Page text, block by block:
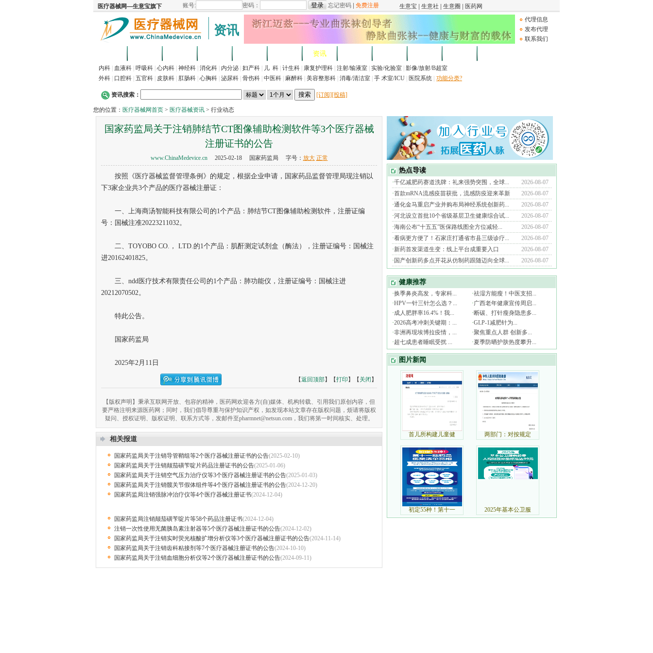
资讯
代理信息
发布代理
联系我们
资讯
内科 血液科 呼吸科 心内科 神经科 消化科 内分泌 妇产科 儿 科 计生科 康复护理科 注射/输液室 实验/化验室 影像/放射/B超室
外科
口腔科 五官科 皮肤科 肛肠科 心胸科 泌尿科 骨伤科 中医科 麻醉科 美容整形科 消毒/清洁室 手 术室/ICU 医院系统 功能分类?
资讯搜索： [订阅][投稿]
您的位置： 医疗器械网首页 > 医疗器械资讯 > 行业动态
国家药监局关于注销肺结节CT图像辅助检测软件等3个医疗器械
注册证书的公告
www.ChinaMedevice.cn2025-02-18 国家药监局 字号： 放大 正常
按照《医疗器械监督管理条例》的规定，根据企业申请，国家药品监督管理局现注销以
下3家企业共3个产品的医疗器械注册证：
一、上海商汤智能科技有限公司的1个产品：肺结节CT图像辅助检测软件，注册证编
号：国械注准20223211032。
二、TOYOBO CO.， LTD.的1个产品：肌酐测定试剂盒（酶法），注册证编号：国械注
进20162401825。
三、ndd医疗技术有限责任公司的1个产品：肺功能仪，注册证编号：国械注进
20212070502。
特此公告。
国家药监局
2025年2月11日
【返回顶部】【打印 】【 关闭 】
【版权声明】秉承互联网开放、包容的精神，医药网欢迎各方(自)媒体、机构转载、引用我们原创内容，但
要严格注明来源医药网；同时，我们倡导尊重与保护知识产权，如发现本站文章存在版权问题，烦请将版权
疑问、授权证明、版权证明、联系方式等，发邮件至pharmnet@netsun.com，我们将第一时间核实、处理。
相关报道
国家药监局关于注销导管鞘组等2个医疗器械注册证书的公告(2025-02-10)
国家药监局关于注销颠茄磺苄啶片药品注册证书的公告(2025-01-06)
国家药监局关于注销空气压力治疗仪等3个医疗器械注册证书的公告(2025-01-03)
国家药监局关于注销髋关节假体组件等4个医疗器械注册证书的公告(2024-12-20)
国家药监局注销强脉冲治疗仪等4个医疗器械注册证书(2024-12-04)
国家药监局注销颠茄磺苄啶片等58个药品注册证书(2024-12-04)
注销一次性使用无菌胰岛素注射器等5个医疗器械注册证书的公告(2024-12-02)
国家药监局关于注销实时荧光核酸扩增分析仪等3个医疗器械注册证书的公告(2024-11-14)
国家药监局关于注销齿科粘接剂等7个医疗器械注册证书的公告(2024-10-10)
国家药监局关于注销血细胞分析仪等2个医疗器械注册证书的公告(2024-09-11)